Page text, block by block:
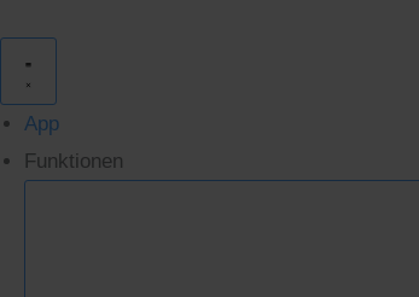
springen
App
Funktionen